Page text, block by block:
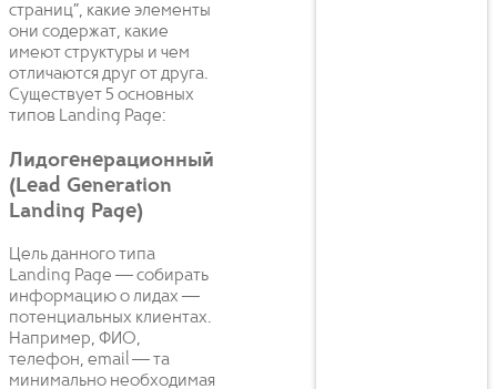
страниц”, какие элементы
они содержат, какие
имеют структуры и чем
отличаются друг от друга.
Существует 5 основных
типов Landing Page:
Лидогенерационный
(Lead Generation
Landing Page)
Цель данного типа
Landing Page — собирать
информацию о лидах —
потенциальных клиентах.
Например, ФИО,
телефон, email — та
минимально необходимая